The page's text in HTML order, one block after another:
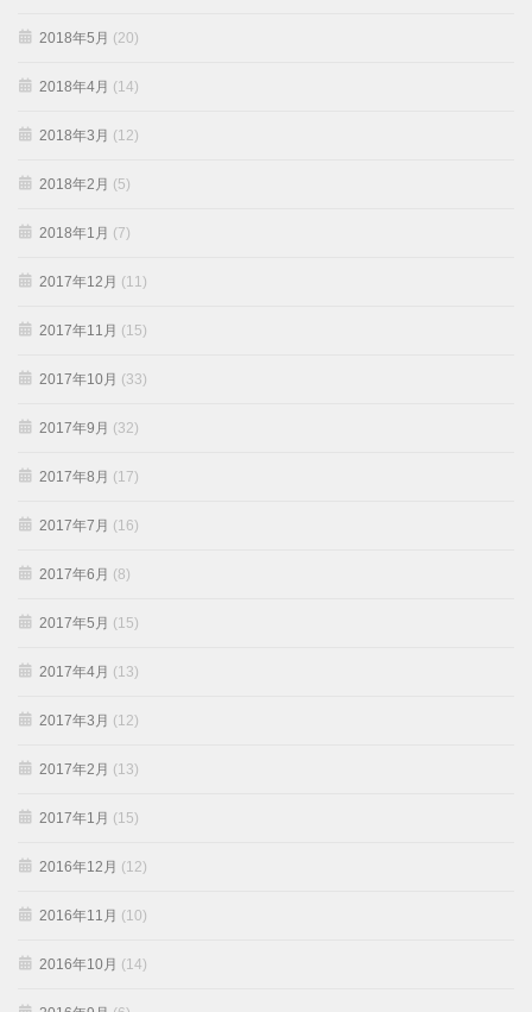
2018年5月 (20)
2018年4月 (14)
2018年3月 (12)
2018年2月 (5)
2018年1月 (7)
2017年12月 (11)
2017年11月 (15)
2017年10月 (33)
2017年9月 (32)
2017年8月 (17)
2017年7月 (16)
2017年6月 (8)
2017年5月 (15)
2017年4月 (13)
2017年3月 (12)
2017年2月 (13)
2017年1月 (15)
2016年12月 (12)
2016年11月 (10)
2016年10月 (14)